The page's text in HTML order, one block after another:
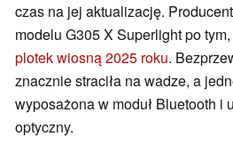
czas na jej aktualizację.
modelu G305 X Superlight po
plotek wiosną 2025 roku.
znacznie straciła na wadze, a
wyposażona w moduł Bluetooth i
optyczny.